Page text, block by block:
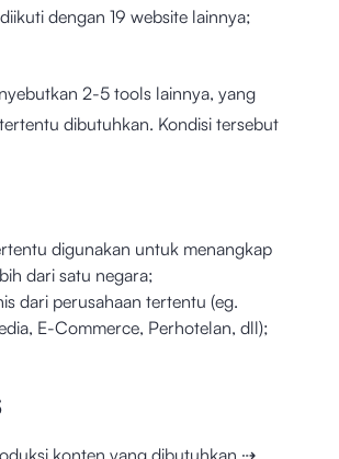
dengan 19 website lainnya;
2-5 tools lainnya, yang
dibutuhkan. Kondisi tersebut
digunakan untuk menangkap
dari satu negara;
dari perusahaan tertentu (eg.
E-Commerce, Perhotelan, dll);